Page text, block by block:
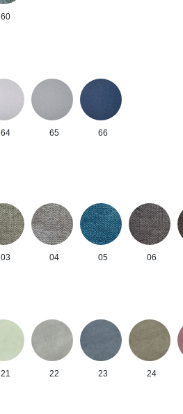
60
64 65 66
03 04 05 06
21 22 23 24